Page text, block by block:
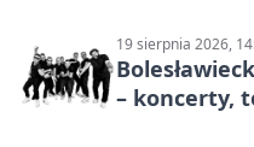
19 sierpnia 2026,
– koncerty,